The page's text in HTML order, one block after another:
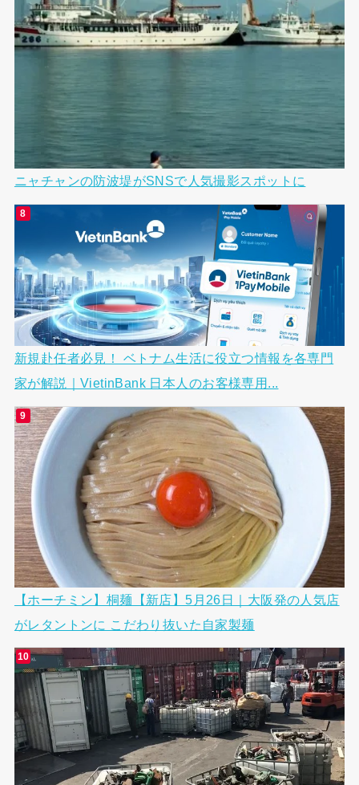
ニャチャンの防波堤がSNSで人気撮影スポットに
新規赴任者必見！ ベトナム生活に役立つ情報を各専門
家が解説｜VietinBank 日本人のお客様専用...
【ホーチミン】桐麺【新店】5月26日｜大阪発の人気店
がレタントンに こだわり抜いた自家製麺